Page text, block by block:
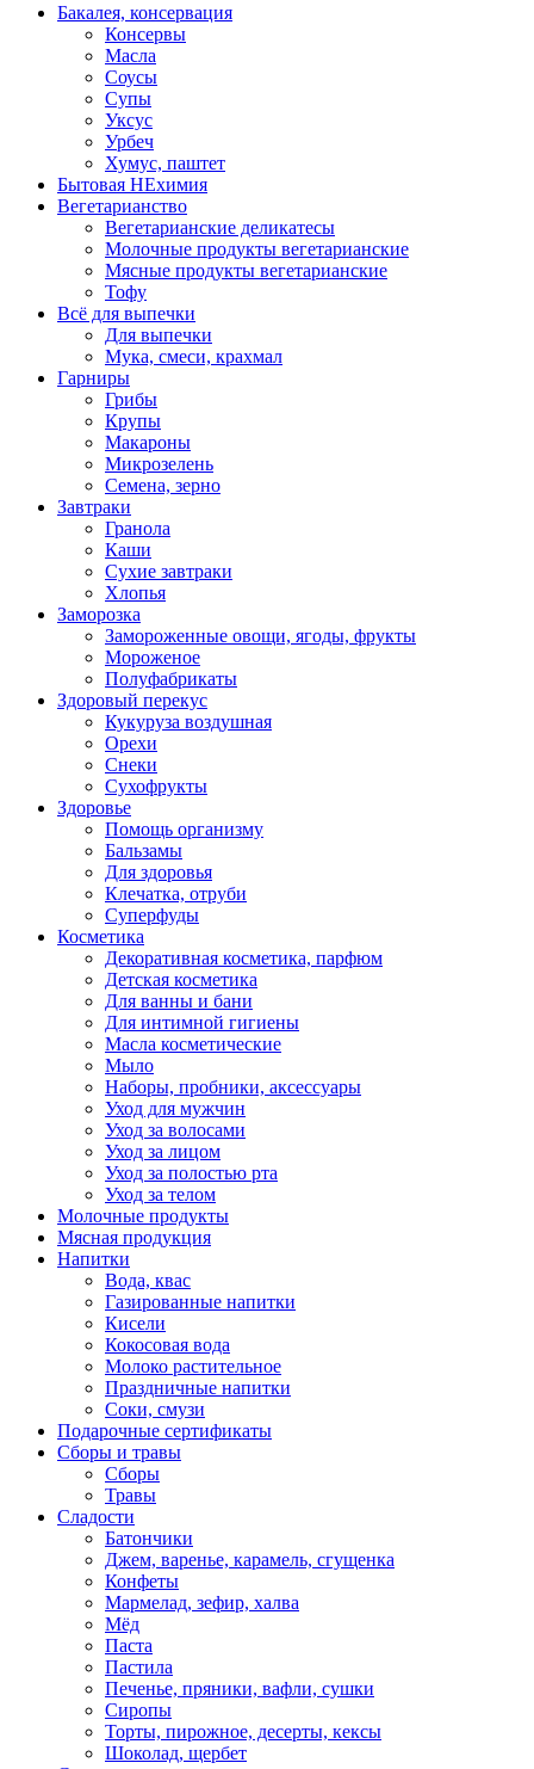
Бакалея, консервация
Консервы
Масла
Соусы
Супы
Уксус
Урбеч
Хумус, паштет
Бытовая НЕхимия
Вегетарианство
Вегетарианские деликатесы
Молочные продукты вегетарианские
Мясные продукты вегетарианские
Тофу
Всё для выпечки
Для выпечки
Мука, смеси, крахмал
Гарниры
Грибы
Крупы
Макароны
Микрозелень
Семена, зерно
Завтраки
Гранола
Каши
Сухие завтраки
Хлопья
Заморозка
Замороженные овощи, ягоды, фрукты
Мороженое
Полуфабрикаты
Здоровый перекус
Кукуруза воздушная
Орехи
Снеки
Сухофрукты
Здоровье
Помощь организму
Бальзамы
Для здоровья
Клечатка, отруби
Суперфуды
Косметика
Декоративная косметика, парфюм
Детская косметика
Для ванны и бани
Для интимной гигиены
Масла косметические
Мыло
Наборы, пробники, аксессуары
Уход для мужчин
Уход за волосами
Уход за лицом
Уход за полостью рта
Уход за телом
Молочные продукты
Мясная продукция
Напитки
Вода, квас
Газированные напитки
Кисели
Кокосовая вода
Молоко растительное
Праздничные напитки
Соки, смузи
Подарочные сертификаты
Сборы и травы
Сборы
Травы
Сладости
Батончики
Джем, варенье, карамель, сгущенка
Конфеты
Мармелад, зефир, халва
Мёд
Паста
Пастила
Печенье, пряники, вафли, сушки
Сиропы
Торты, пирожное, десерты, кексы
Шоколад, щербет